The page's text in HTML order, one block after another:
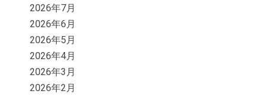
2026年7月
2026年6月
2026年5月
2026年4月
2026年3月
2026年2月